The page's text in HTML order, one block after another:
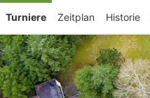
Turniere Zeitplan Historie